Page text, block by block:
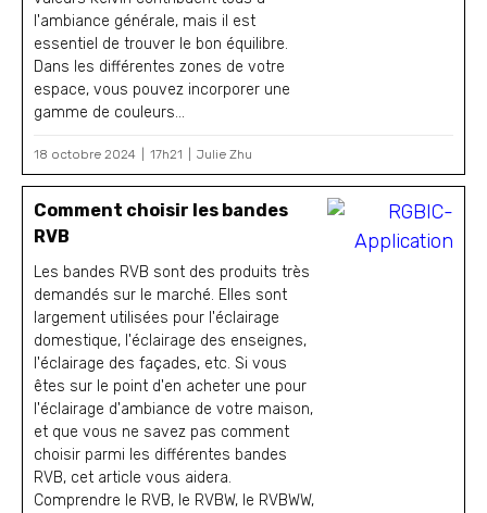
l'ambiance générale, mais il est
essentiel de trouver le bon équilibre.
Dans les différentes zones de votre
espace, vous pouvez incorporer une
gamme de couleurs...
18 octobre 2024 17h21 Julie Zhu
Comment choisir les bandes
RVB
Les bandes RVB sont des produits très
demandés sur le marché. Elles sont
largement utilisées pour l'éclairage
domestique, l'éclairage des enseignes,
l'éclairage des façades, etc. Si vous
êtes sur le point d'en acheter une pour
l'éclairage d'ambiance de votre maison,
et que vous ne savez pas comment
choisir parmi les différentes bandes
RVB, cet article vous aidera.
Comprendre le RVB, le RVBW, le RVBWW,